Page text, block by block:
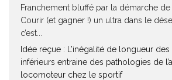
Franchement bluffé par la démarche de
Courir (et gagner !) un ultra dans le
c’est...
Idée reçue : L’inégalité de longueur
inférieurs entraine des pathologies de
locomoteur chez le sportif